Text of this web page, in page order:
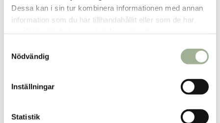
Dessa kan i sin tur kombinera informationen med annan
information som du har tillhandahållit eller som de har
Nödvändig
Inställningar
Statistik
Fibr Hallongrotta 40g
Fibr
Fibr Chokladboll 40g
Fibr
Lägg i varukorgen